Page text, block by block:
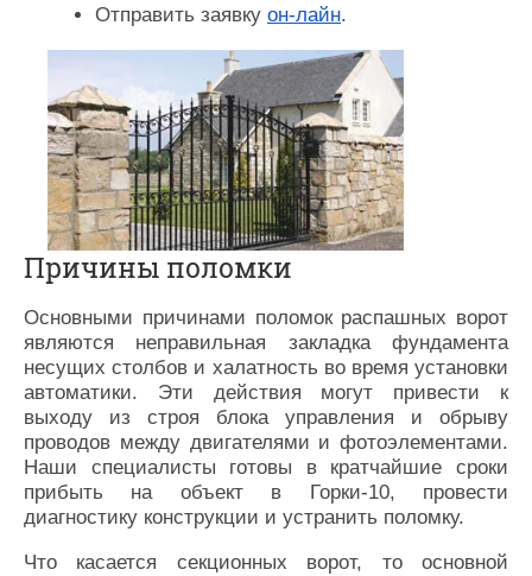
Отправить заявку он-лайн.
Причины поломки
Основными причинами поломок распашных ворот
являются неправильная закладка фундамента
несущих столбов и халатность во время установки
автоматики. Эти действия могут привести к
выходу из строя блока управления и обрыву
проводов между двигателями и фотоэлементами.
Наши специалисты готовы в кратчайшие сроки
прибыть на объект в Горки-10, провести
диагностику конструкции и устранить поломку.
Что касается секционных ворот, то основной